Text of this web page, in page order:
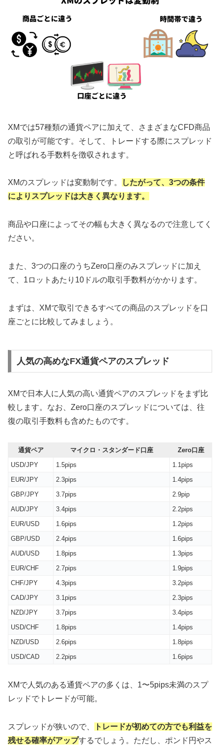
XMでは57種類の通貨ペアに加えて、さまざまなCFD商品
の取引が可能です。そして、トレードする際にスプレッド
と呼ばれる手数料を徴収されます。
XMのスプレッドは変動制です。
したがって、3つの条件
によりスプレッドは大きく異なります。
商品や口座によってその幅も大きく異なるので注意してく
ださい。
また、3つの口座のうちZero口座のみスプレッドに加え
て、1ロットあたり10ドルの取引手数料がかかります。
まずは、XMで取引できるすべての商品のスプレッドを口
座ごとに比較してみましょう。
人気の高めなFX通貨ペアのスプレッド
XMで日本人に人気の高い通貨ペアのスプレッドをまず比
較します。なお、Zero口座のスプレッドについては、往
復の取引手数料も含めたものです。
通貨ペア マイクロ・スタンダード口座
Zero口座
USD/JPY
1.5pips
1.1pips
EUR/JPY
2.3pips
1.4pips
GBP/JPY
3.7pips
2.9pip
AUD/JPY
3.4pips
2.2pips
EUR/USD
1.6pips
1.2pips
GBP/USD
2.4pips
1.6pips
AUD/USD
1.8pips
1.3pips
EUR/CHF
2.7pips
1.9pips
CHF/JPY
4.3pips
3.2pips
CAD/JPY
3.1pips
2.3pips
NZD/JPY
3.7pips
3.4pips
USD/CHF
1.8pips
1.4pips
NZD/USD
2.6pips
1.8pips
USD/CAD
2.2pips 1.6pips
XMで人気のある通貨ペアの多くは、1〜5pips未満のスプ
レッドでトレードが可能。
スプレッドが狭いので、
トレードが初めての方でも利益を
残せる確率がアップするでしょう。ただし、ポンド円やス